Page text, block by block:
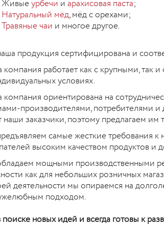
ИСЛАМА
21 мая состоялось
ЧИТАТЬ
Живыеурбечи и арахисовая паста;
Натуральный мёд, мёд с орехами;
Травяные чаи и многое другое.
продукция сертифицирована и
работает как с крупными, так
условиях.
ориентирована на
производителями, потребителями
наши заказчики, поэтому предлагаем им
самые жесткие требования к
высоким качеством продуктов и
мощными производственными
как для небольших розничных
деятельности мы опираемся на
подходом.
новых идей и всегда готовы к